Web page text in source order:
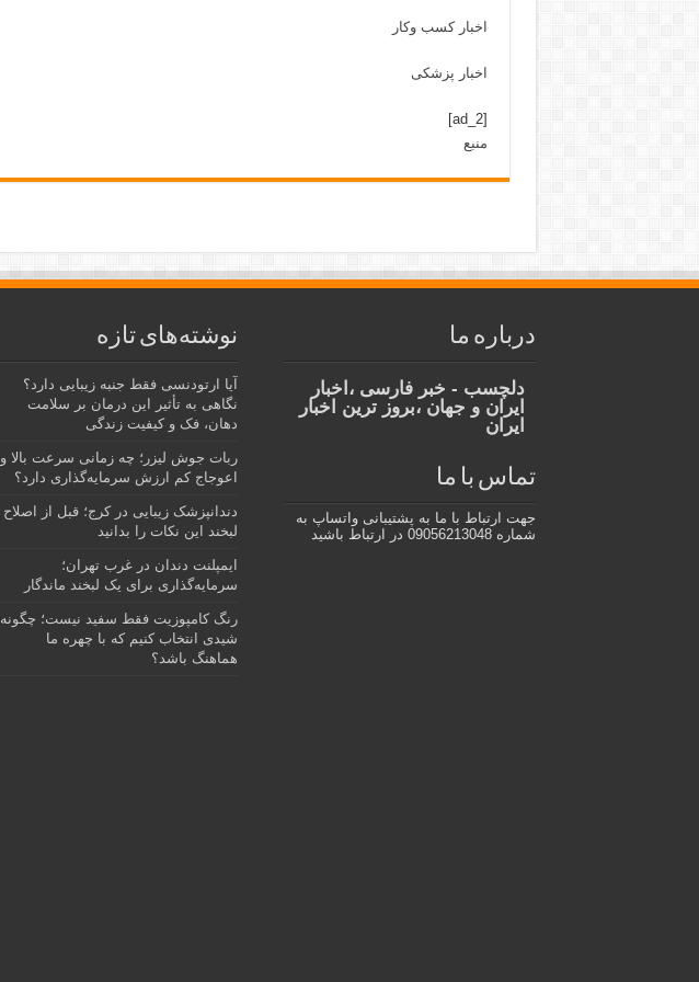
اخبار کسب وکار
اخبار پزشکی
[ad_2]
منبع
درباره ما
دلچسب - خبر فارسی ،اخبار
ایران و جهان ،بروز ترین اخبار
ایران
تماس با ما
جهت ارتباط با ما به پشتیبانی واتساپ به
شماره 09056213048 در ارتباط باشید
نوشته‌های تازه
آیا ارتودنسی فقط جنبه زیبایی دارد؟
نگاهی به تأثیر این درمان بر سلامت
دهان، فک و کیفیت زندگی
ربات جوش لیزر؛ چه زمانی سرعت بالا و
اعوجاج کم ارزش سرمایه‌گذاری دارد؟
دندانپزشک زیبایی در کرج؛ قبل از اصلاح
لبخند این نکات را بدانید
ایمپلنت دندان در غرب تهران؛
سرمایه‌گذاری برای یک لبخند ماندگار
رنگ کامپوزیت فقط سفید نیست؛ چگونه
شیدی انتخاب کنیم که با چهره ما
هماهنگ باشد؟